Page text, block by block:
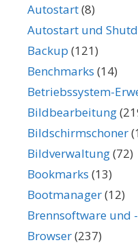
Autostart(8)
Autostart und
Backup (121)
Benchmarks (14)
Betriebssystem-
Bildbearbeitung
Bildschirmschoner
Bildverwaltung(72)
Bookmarks (13)
Bootmanager(12)
Brennsoftware und
Browser(237)